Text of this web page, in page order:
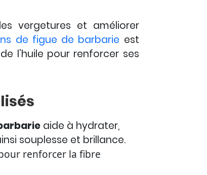
vergetures et améliorer
de figue de barbarie est
l’huile pour renforcer ses
aide à hydrater,
souplesse et brillance.
renforcer la fibre